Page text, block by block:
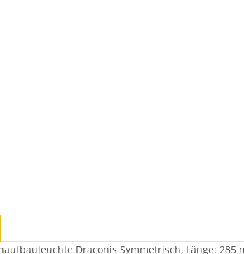
Draconis Symmetrisch, Länge: